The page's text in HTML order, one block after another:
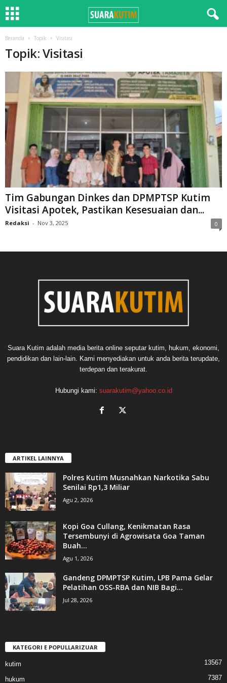
Beranda Topik Visitasi
Topik: Visitasi
Tim Gabungan Dinkes dan DPMPTSP Kutim
Visitasi Apotek, Pastikan Kesesuaian dan...
Redaksi - Nov 3, 2025 0
Suara Kutim adalah media berita online seputar kutim, hukum, ekonomi,
pendidikan dan lain-lain. Kami menyediakan untuk anda berita terupdate,
terdepan dan terakurat.
Hubungi kami: suarakutim@yahoo.co.id
ARTIKEL LAINNYA
Polres Kutim Musnahkan Narkotika Sabu
Senilai Rp1,3 Miliar
Agu 2, 2026
Kopi Goa Cullang, Kenikmatan Rasa
Tersembunyi di Agrowisata Goa Taman
Buah...
Agu 1, 2026
Gandeng DPMPTSP Kutim, LPB Pama Gelar
Pelatihan OSS-RBA dan NIB Bagi...
Jul 28, 2026
KATEGORI E POPULLARIZUAR
kutim 13567
hukum 7387